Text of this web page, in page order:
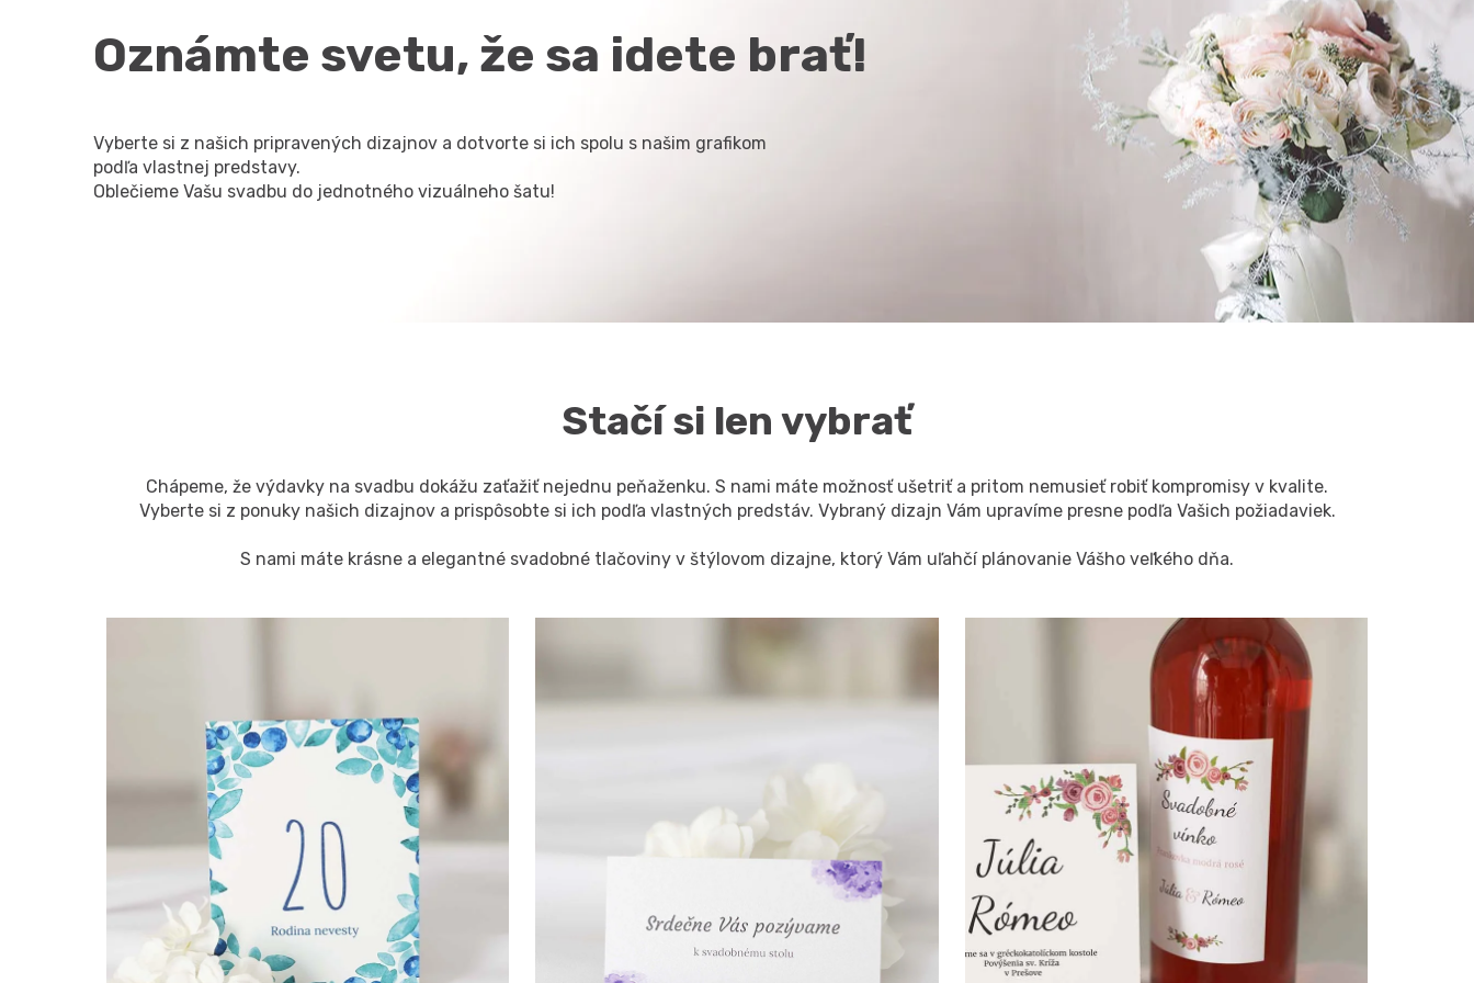
Oznámte svetu, že sa idete brať!
Vyberte si z našich pripravených dizajnov a dotvorte si ich spolu s našim grafikom
podľa vlastnej predstavy.
Oblečieme Vašu svadbu do jednotného vizuálneho šatu!
Stačí si len vybrať
Chápeme, že výdavky na svadbu dokážu zaťažiť nejednu peňaženku. S nami máte možnosť ušetriť a pritom nemusieť robiť kompromisy v kvalite.
Vyberte si z ponuky našich dizajnov a prispôsobte si ich podľa vlastných predstáv. Vybraný dizajn Vám upravíme presne podľa Vašich požiadaviek.
S nami máte krásne a elegantné svadobné tlačoviny v štýlovom dizajne, ktorý Vám uľahčí plánovanie Vášho veľkého dňa.